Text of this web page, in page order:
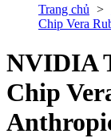
Trang chủ
Chip Vera
NVIDIA
Chip